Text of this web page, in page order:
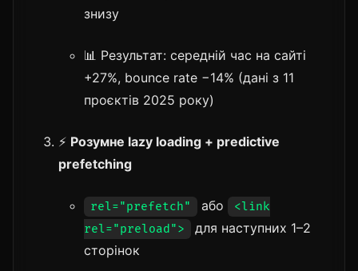
знизу
📊 Результат: середній час на сайті
+27%, bounce rate −14% (дані з 11
проєктів 2025 року)
⚡ Розумне lazy loading + predictive
prefetching
rel="prefetch" або
<link
rel="preload">
для наступних 1–2
сторінок